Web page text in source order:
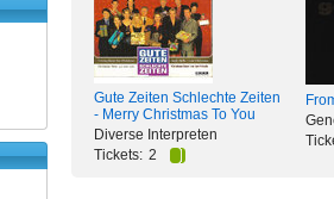
Gute Zeiten Schlechte Zeiten
- Merry Christmas To You
Diverse Interpreten
Tickets: 2